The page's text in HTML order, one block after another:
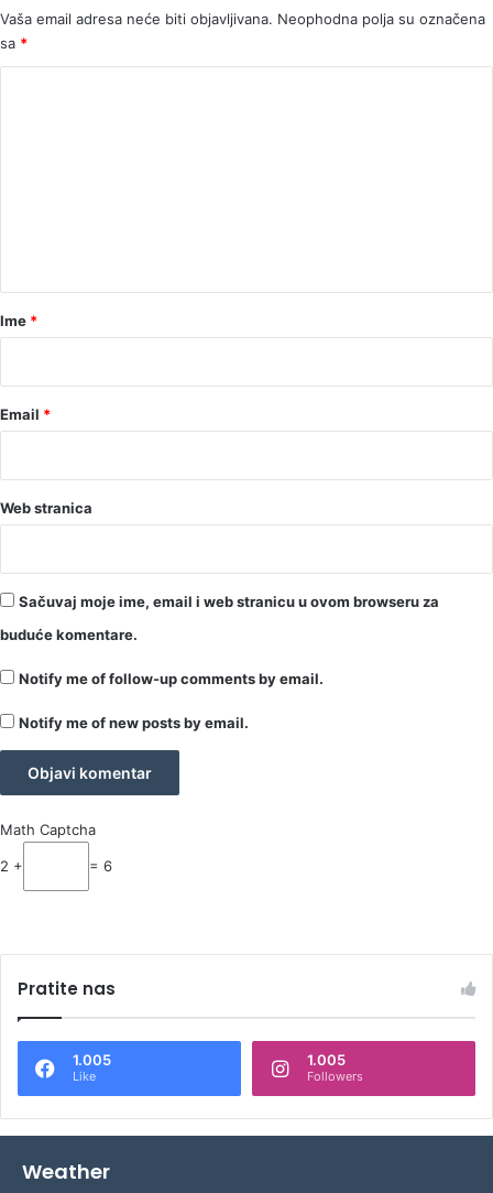
Vaša email adresa neće biti objavljivana. Neophodna polja su označena
sa *
rIme *
Email *
Web stranica
Sačuvaj moje ime, email i web stranicu u ovom browseru za
buduće komentare.
Notify me of follow-up comments by email.
Notify me of new posts by email.
Math Captcha
2 + = 6
Pratite nas
1.005
Like
1.005
Followers
Weather